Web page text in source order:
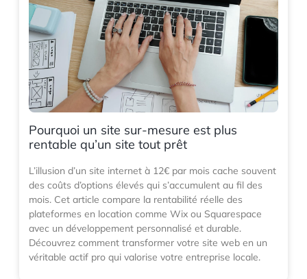
Pourquoi un site sur-mesure est plus
rentable qu’un site tout prêt
L’illusion d’un site internet à 12€ par mois cache souvent
des coûts d’options élevés qui s’accumulent au fil des
mois. Cet article compare la rentabilité réelle des
plateformes en location comme Wix ou Squarespace
avec un développement personnalisé et durable.
Découvrez comment transformer votre site web en un
véritable actif pro qui valorise votre entreprise locale.